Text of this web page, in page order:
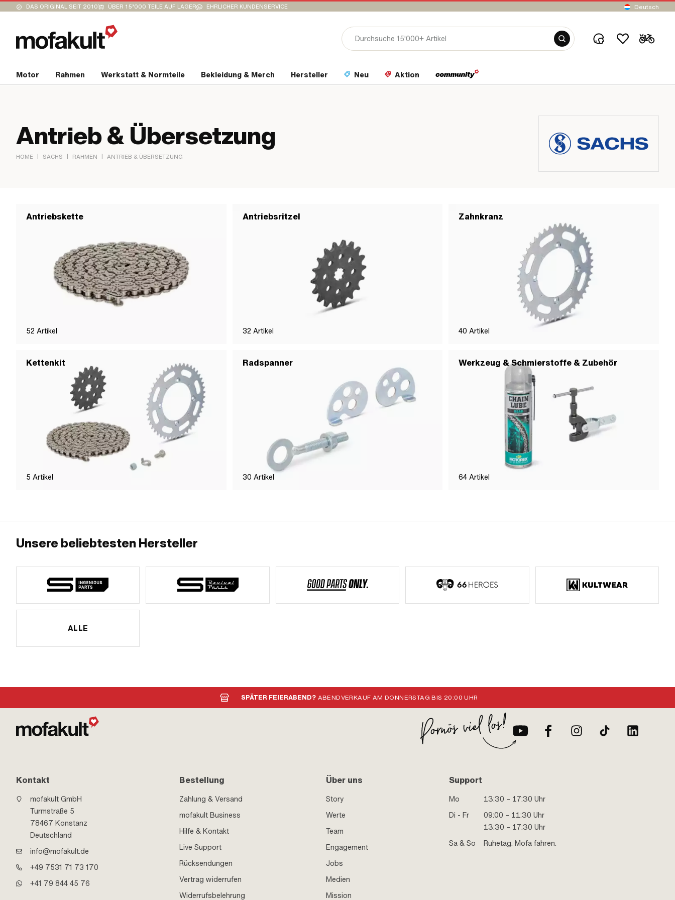
DAS ORIGINAL SEIT 2010 ÜBER 15’000 TEILE AUF LAGER EHRLICHER KUNDENSERVICE Deutsch
Motor Rahmen Werkstatt & Normteile Bekleidung & Merch Hersteller Neu Aktion
Antrieb & Übersetzung
HOME | SACHS | RAHMEN | ANTRIEB & ÜBERSETZUNG
Antriebskette
52 Artikel
Antriebsritzel
32 Artikel
Zahnkranz
40 Artikel
Kettenkit
5 Artikel
Radspanner
30 Artikel
Werkzeug & Schmierstoffe & Zubehör
64 Artikel
Unsere beliebtesten Hersteller
ALLE
SPÄTER FEIERABEND? ABENDVERKAUF AM DONNERSTAG BIS 20:00 UHR
Kontakt
mofakult GmbH
Turmstraße 5
78467 Konstanz
Deutschland
info@mofakult.de
+49 7531 71 73 170
+41 79 844 45 76
Bestellung
Zahlung & Versand
mofakult Business
Hilfe & Kontakt
Live Support
Rücksendungen
Vertrag widerrufen
Widerrufsbelehrung
Über uns
Story
Werte
Team
Engagement
Jobs
Medien
Mission
Support
Mo
13:30 – 17:30 Uhr
Di - Fr
09:00 – 11:30 Uhr
13:30 – 17:30 Uhr
Sa & So
Ruhetag. Mofa fahren.